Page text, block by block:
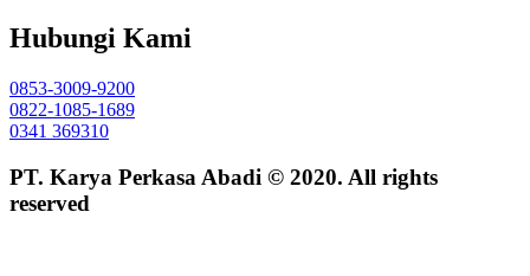
Hubungi Kami
0853-3009-9200
0822-1085-1689
0341 369310
PT. Karya Perkasa Abadi © 2020. All rights
reserved